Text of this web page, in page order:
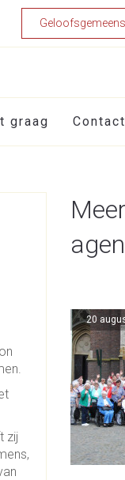
graag Contact
zij
Meer
20